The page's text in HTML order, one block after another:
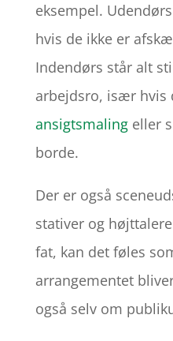
eksempel.
hvis de ikke er
Indendørs står alt
arbejdsro, især hvis
ansigtsmalingeller
borde.
Der er også
stativer og
fat, kan det føles
arrangementet
også selv om